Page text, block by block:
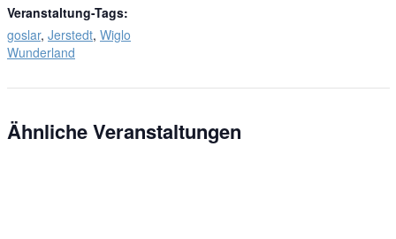
Veranstaltung-Tags:
goslar, Jerstedt, Wiglo
Wunderland
Ähnliche Veranstaltungen